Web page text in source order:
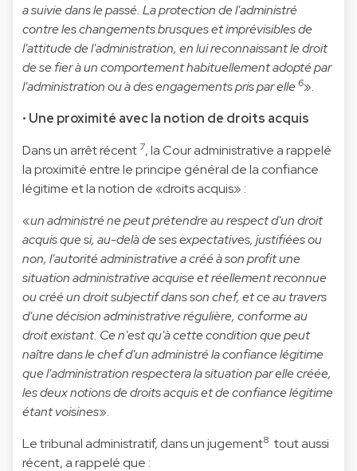
a suivie dans le passé. La protection de l'administré
contre les changements brusques et imprévisibles de
l'attitude de l'administration, en lui reconnaissant le droit
de se fier à un comportement habituellement adopté par
l'administration ou à des engagements pris par elle6».
• Une proximité avec la notion de droits acquis
Dans un arrêt récent 7, la Cour administrative a rappelé
la proximité entre le principe général de la confiance
légitime et la notion de «droits acquis» :
«un administré ne peut prétendre au respect d'un droit
acquis que si, au-delà de ses expectatives, justifiées ou
non, l'autorité administrative a créé à son profit une
situation administrative acquise et réellement reconnue
ou créé un droit subjectif dans son chef, et ce au travers
d'une décision administrative régulière, conforme au
droit existant. Ce n'est qu'à cette condition que peut
naître dans le chef d'un administré la confiance légitime
que l'administration respectera la situation par elle créée,
les deux notions de droits acquis et de confiance légitime
étant voisines».
Le tribunal administratif, dans un jugement8 tout aussi
récent, a rappelé que :